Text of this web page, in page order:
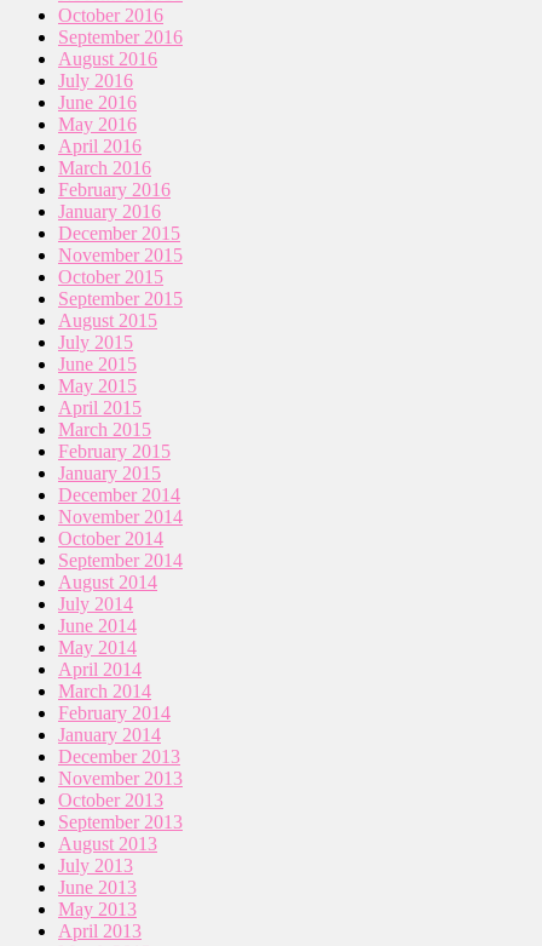
October 2016
September 2016
August 2016
July 2016
June 2016
May 2016
April 2016
March 2016
February 2016
January 2016
December 2015
November 2015
October 2015
September 2015
August 2015
July 2015
June 2015
May 2015
April 2015
March 2015
February 2015
January 2015
December 2014
November 2014
October 2014
September 2014
August 2014
July 2014
June 2014
May 2014
April 2014
March 2014
February 2014
January 2014
December 2013
November 2013
October 2013
September 2013
August 2013
July 2013
June 2013
May 2013
April 2013